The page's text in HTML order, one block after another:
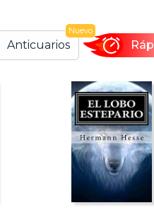
Anticuarios
Nuevo